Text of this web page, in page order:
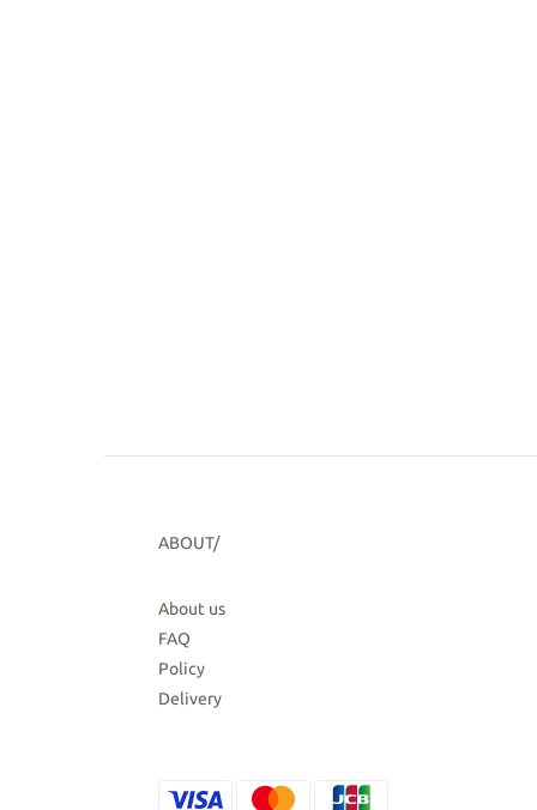
ABOUT/
About us
FAQ
Policy
Delivery